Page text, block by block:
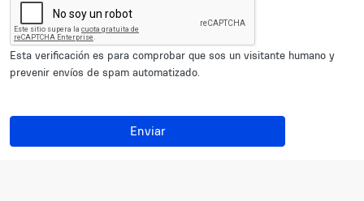
Esta verificación es para comprobar que sos un visitante humano y
prevenir envíos de spam automatizado.
Enviar